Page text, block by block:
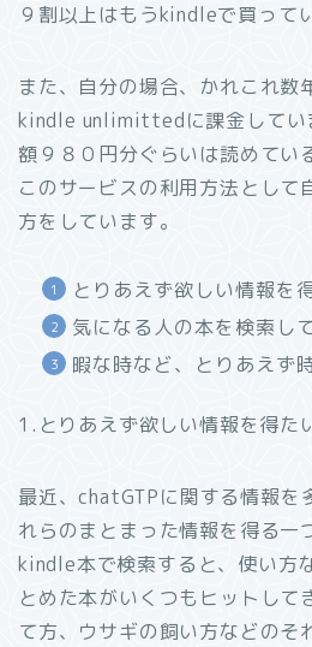
９割以上はもうkindleで買って
また、自分の場合、かれこれ
kindle unlimittedに課金してい
額９８０円分ぐらいは読めてい
このサービスの利用方法として
方をしています。
とりあえず欲しい情報を
気になる人の本を検索し
暇な時など、とりあえず
1.とりあえず欲しい情報を得た
最近、chatGTPに関する情報を
れらのまとまった情報を得る一
kindle本で検索すると、使い方
とめた本がいくつもヒットして
て方、ウサギの飼い方などのそ